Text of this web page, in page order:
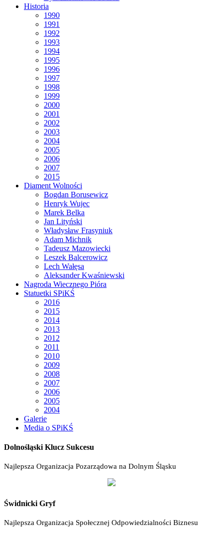
Historia
1990
1991
1992
1993
1994
1995
1996
1997
1998
1999
2000
2001
2002
2003
2004
2005
2006
2007
2015
Diament Wolności
Bogdan Borusewicz
Henryk Wujec
Marek Belka
Jan Lityński
Władysław Frasyniuk
Adam Michnik
Tadeusz Mazowiecki
Leszek Balcerowicz
Lech Wałęsa
Aleksander Kwaśniewski
Nagroda Wiecznego Pióra
Statuetki SPiKŚ
2016
2015
2014
2013
2012
2011
2010
2009
2008
2007
2006
2005
2004
Galerie
Media o SPiKŚ
Dolnośląski Klucz Sukcesu
Najlepsza Organizacja Pozarządowa na Dolnym Śląsku
Świdnicki Gryf
Najlepsza Organizacja Społecznej Odpowiedzialności Biznesu